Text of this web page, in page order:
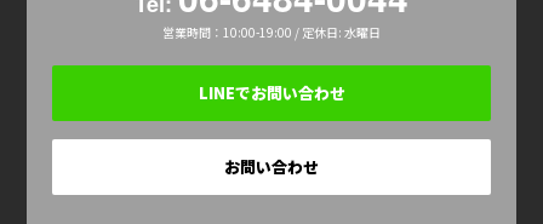
営業時間：10:00-19:00 / 定休日: 水曜日
LINEでお問い合わせ
お問い合わせ